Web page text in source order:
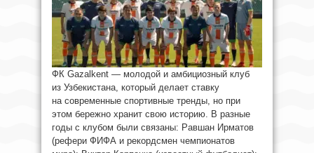
ФК Gazalkent — молодой и амбициозный клуб
из Узбекистана, который делает ставку
на современные спортивные тренды, но при
этом бережно хранит свою историю. В разные
годы с клубом были связаны: Равшан Ирматов
(рефери ФИФА и рекордсмен чемпионатов